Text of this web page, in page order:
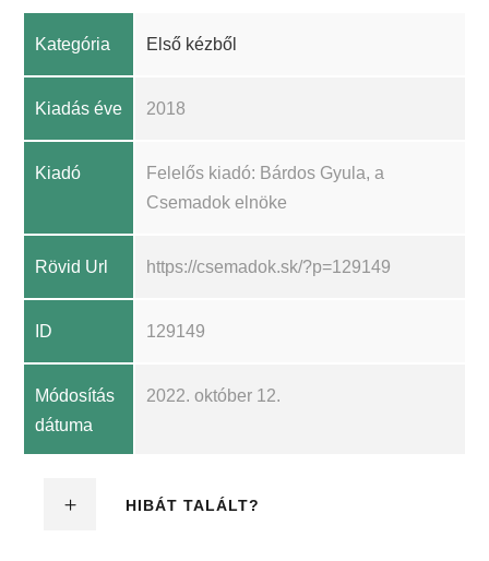
Kategória Első kézből
Kiadás éve 2018
Kiadó
Felelős kiadó: Bárdos Gyula, a
Csemadok elnöke
Rövid Url https://csemadok.sk/?p=129149
ID 129149
Módosítás
dátuma
2022. október 12.
HIBÁT TALÁLT?